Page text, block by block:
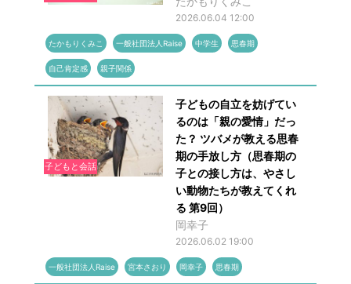
2026.06.04 12:00
たかもりくみこ 一般社団法人Raise 中学生 思春期
自己肯定感 親子関係
子どもと会話
子どもの自立を妨げてい
るのは「親の愛情」だっ
た？ ツバメが教える思春
期の手放し方（思春期の
子との接し方は、やさし
い動物たちが教えてくれ
る 第9回）
岡幸子
2026.06.02 19:00
一般社団法人Raise 宮本さおり 岡幸子 思春期